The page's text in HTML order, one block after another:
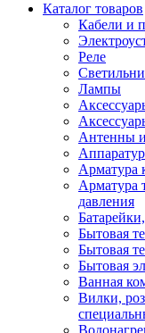
Каталог товаров
Кабели и
Реле
Лампы
Антенны
Арматура
Арматура
давления
Бытовая
Бытовая
Бытовая
Ванная
Вилки,